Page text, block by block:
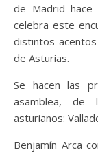
de Madrid
celebra este
distintos
de Asturias.
Se hacen las
asamblea, de
asturianos:
Benjamín Arca